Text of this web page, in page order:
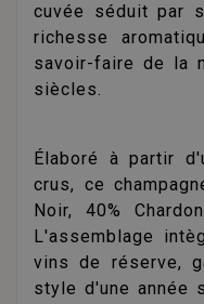
cuvée séduit par
richesse
savoir-faire de la
siècles.
Élaboré à partir
crus, ce
Noir, 40%
L'assemblage
vins de réserve,
style d'une année